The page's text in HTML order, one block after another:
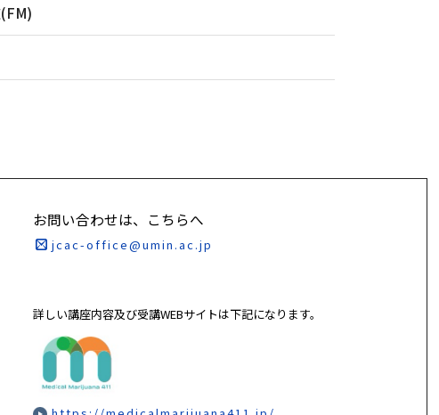
お問い合わせは、こちらへ
jcac-office@umin.ac.jp
詳しい講座内容及び受講WEBサイトは下記になります。